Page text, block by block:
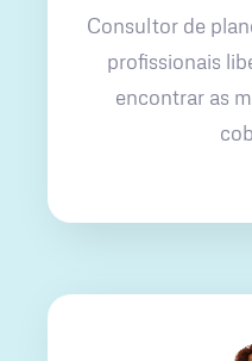
Consultor de
profissionais
encontrar as